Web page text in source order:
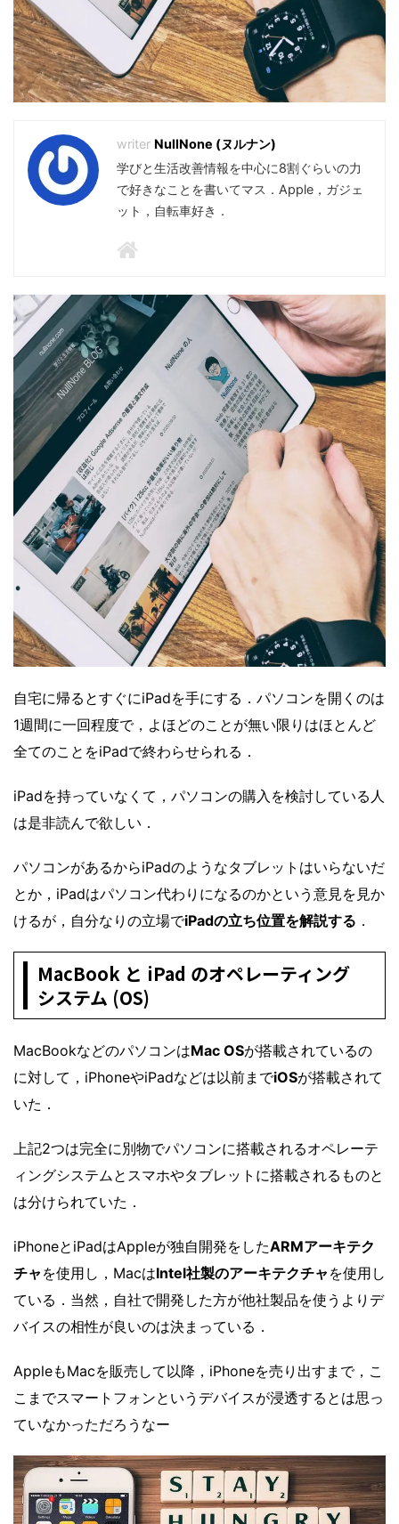
NullNone (ヌルナン)
学びと生活改善情報を中心に8割ぐらいの力
で好きなことを書いてマス．Apple，ガジェ
ット，自転車好き．
自宅に帰るとすぐにiPadを手にする．パソコンを開くのは
1週間に一回程度で，よほどのことが無い限りはほとんど
全てのことをiPadで終わらせられる．
iPadを持っていなくて，パソコンの購入を検討している人
は是非読んで欲しい．
パソコンがあるからiPadのようなタブレットはいらないだ
とか，iPadはパソコン代わりになるのかという意見を見か
けるが，自分なりの立場でiPadの立ち位置を解説する ．
MacBook と iPad のオペレーティング
システム (OS)
MacBookなどのパソコンはMac OSが搭載されているの
に対して，iPhoneやiPadなどは以前までiOSが搭載されて
いた．
上記2つは完全に別物でパソコンに搭載されるオペレーテ
ィングシステムとスマホやタブレットに搭載されるものと
は分けられていた．
iPhoneとiPadはAppleが独自開発をしたARMアーキテク
チャ を使用し，MacはIntel社製のアーキテクチャ を使用し
ている．当然，自社で開発した方が他社製品を使うよりデ
バイスの相性が良いのは決まっている．
AppleもMacを販売して以降，iPhoneを売り出すまで，こ
こまでスマートフォンというデバイスが浸透するとは思っ
ていなかっただろうなー